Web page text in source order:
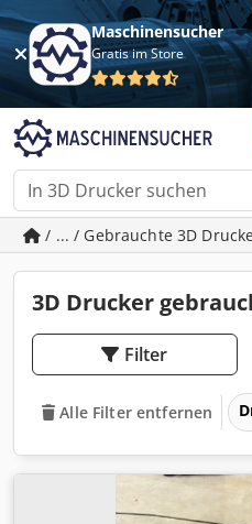
Maschinensucher
Gratis im Store
/ ... / Gebrauchte 3D
3D Drucker
Filter
Alle Filter entfernen